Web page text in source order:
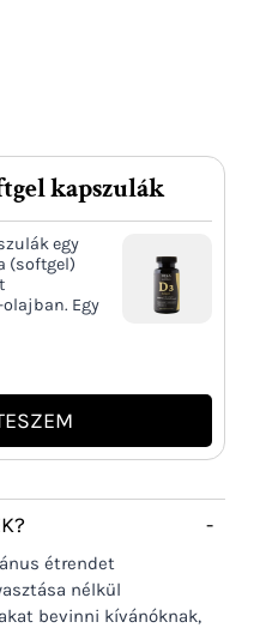
kapszulák
egy
(softgel)
Egy
-
étrendet
nélkül
bevinni kívánóknak,